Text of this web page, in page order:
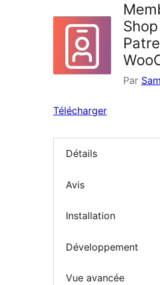
Par
Télécharger
Détails
Avis
Installation
Développement
Vue avancée